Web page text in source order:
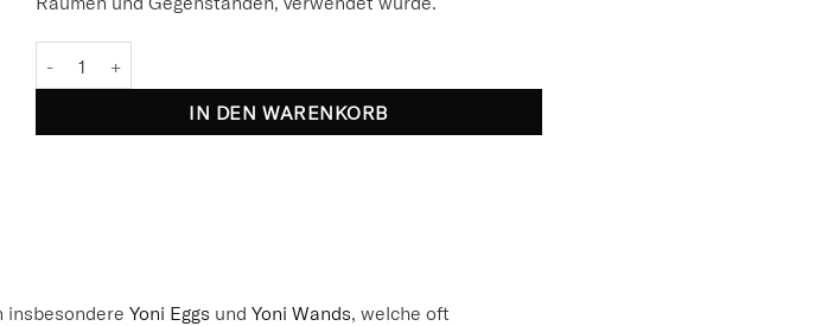
IN DEN WARENKORB
insbesondere Yoni Eggs und Yoni Wands, welche oft